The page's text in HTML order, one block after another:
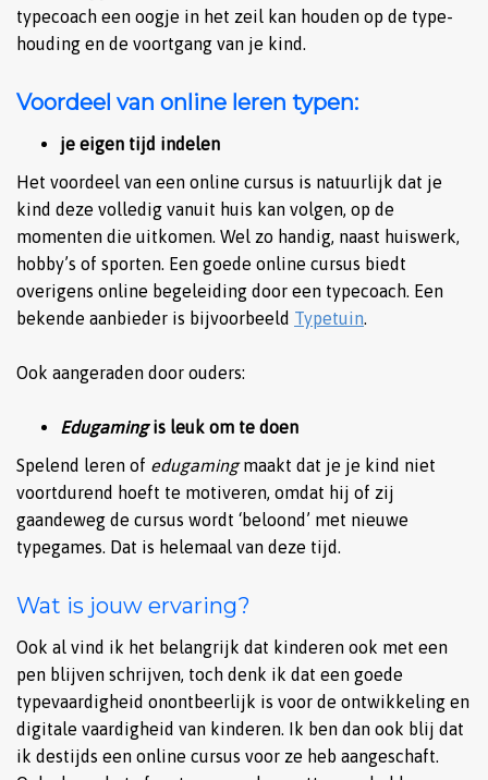
typecoach een oogje in het zeil kan houden op de type-
houding en de voortgang van je kind.
Voordeel van online leren typen:
je eigen tijd indelen
Het voordeel van een online cursus is natuurlijk dat je
kind deze volledig vanuit huis kan volgen, op de
momenten die uitkomen. Wel zo handig, naast huiswerk,
hobby’s of sporten. Een goede online cursus biedt
overigens online begeleiding door een typecoach. Een
bekende aanbieder is bijvoorbeeld Typetuin.
Ook aangeraden door ouders:
Edugamingis leuk om te doen
Spelend leren of edugamingmaakt dat je je kind niet
voortdurend hoeft te motiveren, omdat hij of zij
gaandeweg de cursus wordt ‘beloond’ met nieuwe
typegames. Dat is helemaal van deze tijd.
Wat is jouw ervaring?
Ook al vind ik het belangrijk dat kinderen ook met een
pen blijven schrijven, toch denk ik dat een goede
typevaardigheid onontbeerlijk is voor de ontwikkeling en
digitale vaardigheid van kinderen. Ik ben dan ook blij dat
ik destijds een online cursus voor ze heb aangeschaft.